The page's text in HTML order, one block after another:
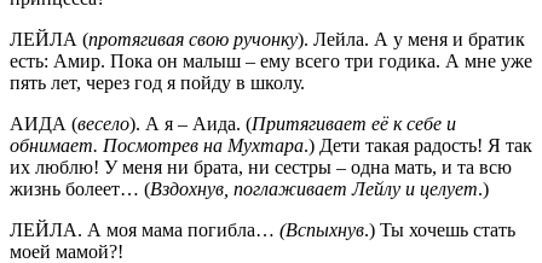
ЛЕЙЛА (протягивая свою ручонку). Лейла. А у меня и братик
есть: Амир. Пока он малыш – ему всего три годика. А мне уже
пять лет, через год я пойду в школу.
АИДА (весело). А я – Аида. (Притягивает её к себе и
обнимает. Посмотрев на Мухтара.) Дети такая радость! Я так
их люблю! У меня ни брата, ни сестры – одна мать, и та всю
жизнь болеет… (Вздохнув, поглаживает Лейлу и целует.)
ЛЕЙЛА. А моя мама погибла… (Вспыхнув.) Ты хочешь стать
моей мамой?!